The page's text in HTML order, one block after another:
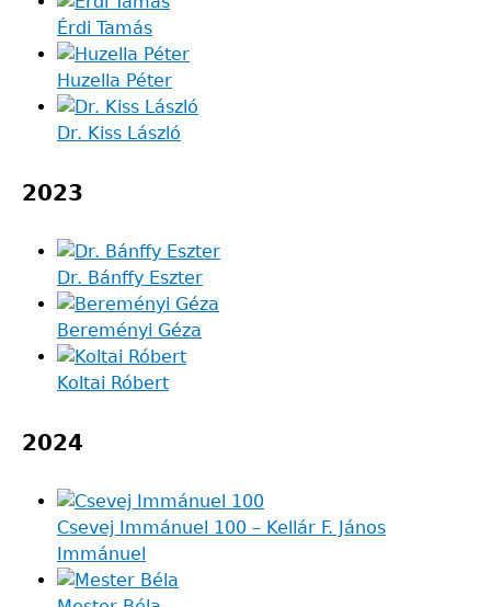
Érdi Tamás
Huzella Péter
Dr. Kiss László
2023
Dr. Bánffy Eszter
Bereményi Géza
Koltai Róbert
2024
Csevej Immánuel 100 – Kellár F. János
Immánuel